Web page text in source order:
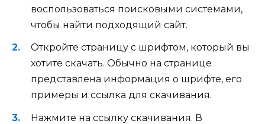
воспользоваться поисковыми системами,
чтобы найти подходящий сайт.
Откройте страницу с шрифтом, который вы
хотите скачать. Обычно на странице
представлена информация о шрифте, его
примеры и ссылка для скачивания.
Нажмите на ссылку скачивания. В